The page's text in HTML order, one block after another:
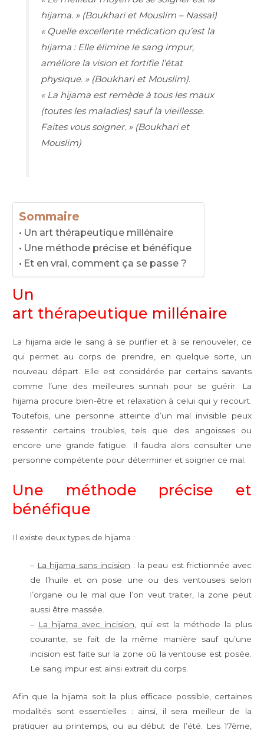
hijama. »(Boukhari et Mouslim – Nassaï)
« Quelle excellente médication qu’est la
hijama : Elle élimine le sang impur,
améliore la vision et fortifie l’état
physique. »(Boukhari et Mouslim).
« La hijama est remède à tous les maux
(toutes les maladies) sauf la vieillesse.
Faites vous soigner. » (Boukhari et
Mouslim)
Sommaire
Un art thérapeutique millénaire
Une méthode précise et bénéfique
Et en vrai, comment ça se passe ?
Un
art thérapeutique millénaire
La hijama aide le sang à se purifier et à se renouveler, ce
qui permet au corps de prendre, en quelque sorte, un
nouveau départ. Elle est considérée par certains savants
comme l’une des meilleures sunnah pour se guérir. La
hijama procure bien-être et relaxation à celui qui y recourt.
Toutefois, une personne atteinte d’un mal invisible peux
ressentir certains troubles, tels que des angoisses ou
encore une grande fatigue. Il faudra alors consulter une
personne compétente pour déterminer et soigner ce mal.
Une méthode précise et
bénéfique
Il existe deux types de hijama :
– La hijama sans incision : la peau est frictionnée avec
de l’huile et on pose une ou des ventouses selon
l’organe ou le mal que l’on veut traiter, la zone peut
aussi être massée.
– La hijama avec incision , qui est la méthode la plus
courante, se fait de la même manière sauf qu’une
incision est faite sur la zone où la ventouse est posée.
Le sang impur est ainsi extrait du corps.
Afin que la hijama soit la plus efficace possible, certaines
modalités sont essentielles : ainsi, il sera meilleur de la
pratiquer au printemps, ou au début de l’été. Les 17ème,